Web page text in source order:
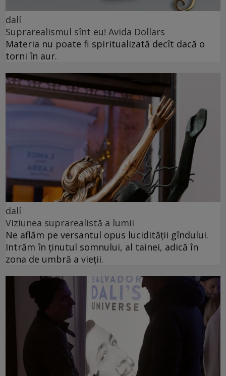
dalí
Suprarealismul sînt eu! Avida Dollars
Materia nu poate fi spiritualizată decît dacă o
torni în aur.
dalí
Viziunea suprarealistă a lumii
Ne aflăm pe versantul opus lucidității gîndului.
Intrăm în ținutul somnului, al tainei, adică în
zona de umbră a vieții.